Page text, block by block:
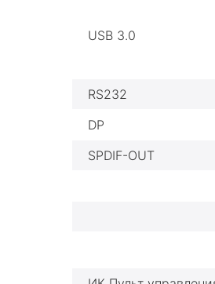
USB 3.0
RS232
DP
SPDIF-OUT